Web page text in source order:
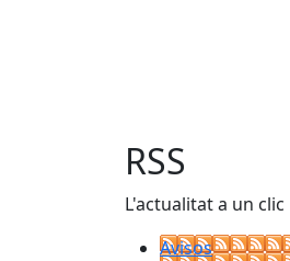
RSS
L'actualitat a un clic
Avisos